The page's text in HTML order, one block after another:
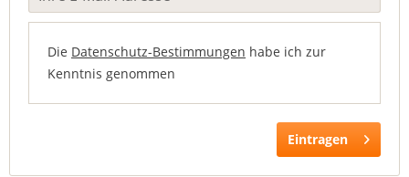
Die Datenschutz-Bestimmungen habe ich zur
Kenntnis genommen
Eintragen